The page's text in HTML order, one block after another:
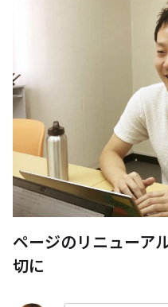
ページのリニューア
切に